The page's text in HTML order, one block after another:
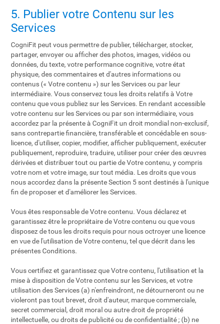
5. Publier votre Contenu sur les
Services
CogniFit peut vous permettre de publier, télécharger, stocker,
partager, envoyer ou afficher des photos, images, vidéos ou
données, du texte, votre performance cognitive, votre état
physique, des commentaires et d'autres informations ou
contenus (« Votre contenu ») sur les Services ou par leur
intermédiaire. Vous conservez tous les droits relatifs à Votre
contenu que vous publiez sur les Services. En rendant accessible
votre contenu sur les Services ou par son intermédiaire, vous
accordez par la présente à CogniFit un droit mondial non-exclusif,
sans contrepartie financière, transférable et concédable en sous-
licence, d'utiliser, copier, modifier, afficher publiquement, exécuter
publiquement, reproduire, traduire, utiliser pour créer des œuvres
dérivées et distribuer tout ou partie de Votre contenu, y compris
votre nom et votre image, sur tout média. Les droits que vous
nous accordez dans la présente Section 5 sont destinés à l'unique
fin de proposer et d'améliorer les Services.
Vous êtes responsable de Votre contenu. Vous déclarez et
garantissez être le propriétaire de Votre contenu ou que vous
disposez de tous les droits requis pour nous octroyer une licence
en vue de l'utilisation de Votre contenu, tel que décrit dans les
présentes Conditions.
Vous certifiez et garantissez que Votre contenu, l'utilisation et la
mise à disposition de Votre contenu sur les Services, et votre
utilisation des Services (a) n'enfreindront, ne détourneront ou ne
violeront pas tout brevet, droit d'auteur, marque commerciale,
secret commercial, droit moral ou autre droit de propriété
intellectuelle, ou droits de publicité ou de confidentialité ; (b) ne